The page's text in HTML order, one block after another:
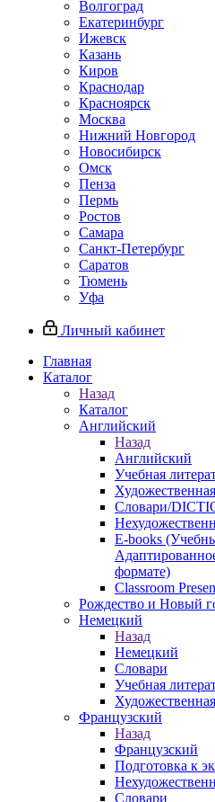
Волгоград
Екатеринбург
Ижевск
Казань
Киров
Краснодар
Красноярск
Москва
Нижний Новгород
Новосибирск
Омск
Пенза
Пермь
Ростов
Самара
Санкт-Петербург
Саратов
Тюмень
Уфа
Личный кабинет
Главная
Каталог
Назад
Каталог
Английский
Назад
Английский
Учебная
Словари/
E-books
формате)
Classroom
Рождество и Новый
Немецкий
Назад
Немецкий
Словари
Учебная
Французский
Назад
Французский
Подготовка к
Словари